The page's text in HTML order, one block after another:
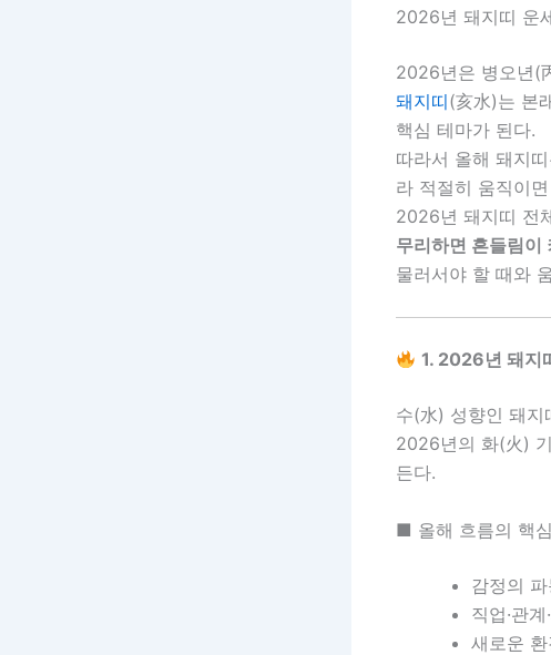
2026년 돼지띠 운
2026년은 병오년(
돼지띠(亥水)는 본
핵심 테마가 된다.
따라서 올해 돼지
라 적절히 움직이
2026년 돼지띠 전
무리하면 흔들림이
물러서야 할 때와
1. 2026년 돼지
수(水) 성향인 돼지
2026년의 화(火)
든다.
■ 올해 흐름의 핵
감정의
직업·관
새로운